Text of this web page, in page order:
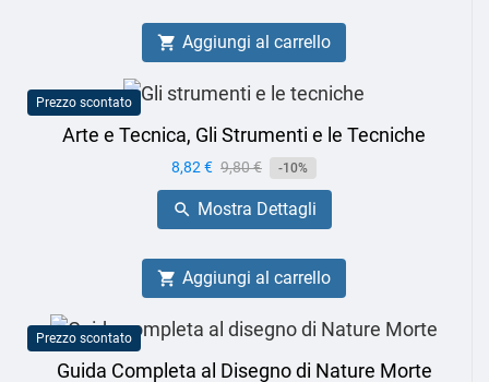
 Aggiungi al carrello
Prezzo scontato
Arte e Tecnica, Gli Strumenti e le Tecniche
Prezzo
8,82 € Prezzo
base
9,80 € -10%
 Mostra Dettagli
 Aggiungi al carrello
Prezzo scontato
Guida Completa al Disegno di Nature Morte